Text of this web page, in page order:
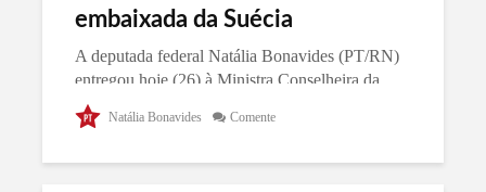
embaixada da Suécia
A deputada federal Natália Bonavides (PT/RN)
entregou hoje (26) à Ministra Conselheira da
Embaixada da Suécia, Jenny Malmqvist, uma
carta de solidariedade em razão dos ataques à
Natália Bonavides Comente